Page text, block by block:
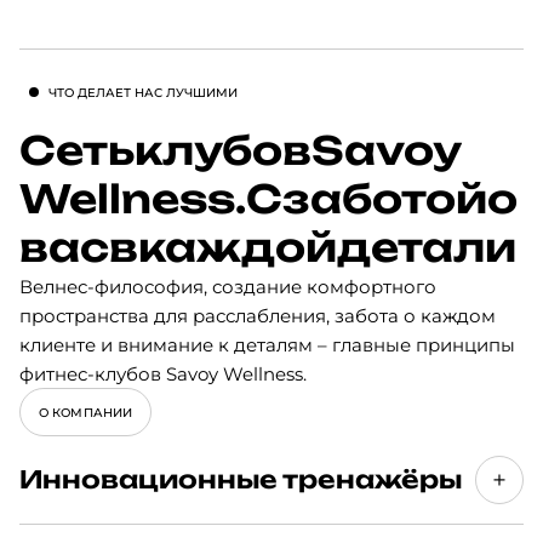
клубе Savoy Wellness Новослободская!
ЧТО ДЕЛАЕТ НАС ЛУЧШИМИ
СетьклубовSavoy
Wellness.Сзаботойо
васвкаждойдетали
Велнес-философия, создание комфортного
пространства для расслабления, забота о каждом
клиенте и внимание к деталям – главные принципы
фитнес-клубов Savoy Wellness.
О КОМПАНИИ
Инновационные тренажёры